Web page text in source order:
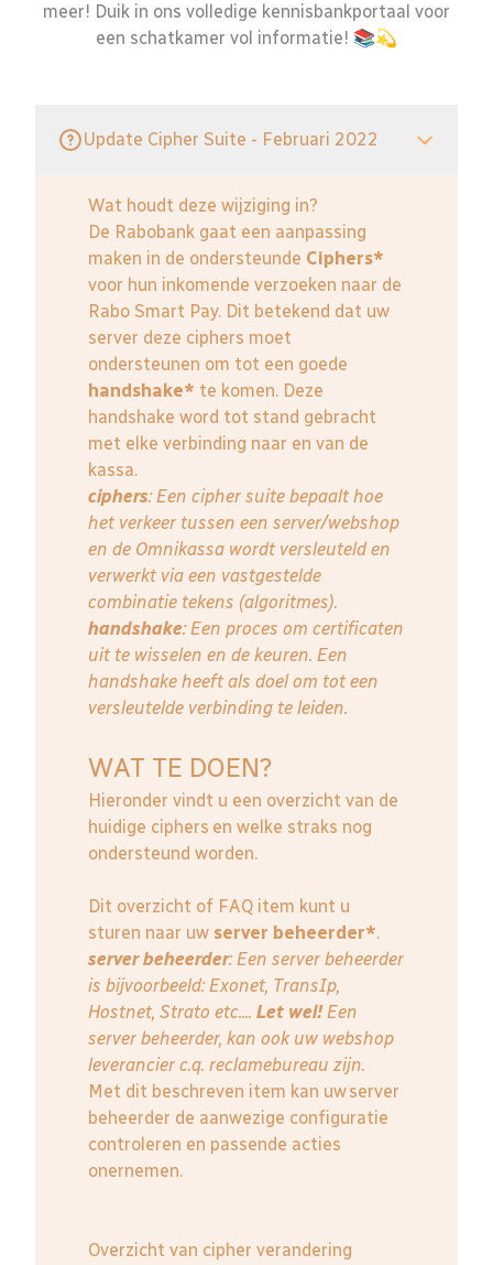
meer! Duik in ons volledige kennisbankportaal voor
een schatkamer vol informatie! 📚💫
Update Cipher Suite - Februari 2022
Wat houdt deze wijziging in?
De Rabobank gaat een aanpassing
maken in de ondersteunde Ciphers*
voor hun inkomende verzoeken naar de
Rabo Smart Pay. Dit betekend dat uw
server deze ciphers moet
ondersteunen om tot een goede
handshake* te komen. Deze
handshake word tot stand gebracht
met elke verbinding naar en van de
kassa.
ciphers: Een cipher suite bepaalt hoe
het verkeer tussen een server/webshop
en de Omnikassa wordt versleuteld en
verwerkt via een vastgestelde
combinatie tekens (algoritmes).
handshake: Een proces om certificaten
uit te wisselen en de keuren. Een
handshake heeft als doel om tot een
versleutelde verbinding te leiden.
WAT TE DOEN?
Hieronder vindt u een overzicht van de
huidige ciphers en welke straks nog
ondersteund worden.
Dit overzicht of FAQ item kunt u
sturen naar uw server beheerder*.
server beheerder: Een server beheerder
is bijvoorbeeld: Exonet, TransIp,
Hostnet, Strato etc.... Let wel!Een
server beheerder, kan ook uw webshop
leverancier c.q. reclamebureau zijn.
Met dit beschreven item kan uw server
beheerder de aanwezige configuratie
controleren en passende acties
onernemen.
Overzicht van cipher verandering